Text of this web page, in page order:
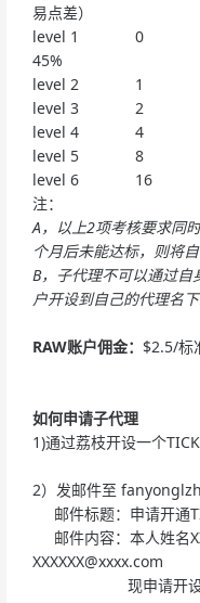
易点差）
45%
level 2 1
level 3 2
level 4 4
level 5 8
level 6 16
注：
A，以上2项考核要求同
个月后未能达标，则将自
B，子代理不可以通过
户开设到自己的代理名下
RAW账户佣金： $2.5/标
如何申请子代理
1)通过荔枝开设一个
2）发邮件至
邮件标题：申请开通
邮件内容：本人姓名
XXXXXX@xxxx.com
现申请开设